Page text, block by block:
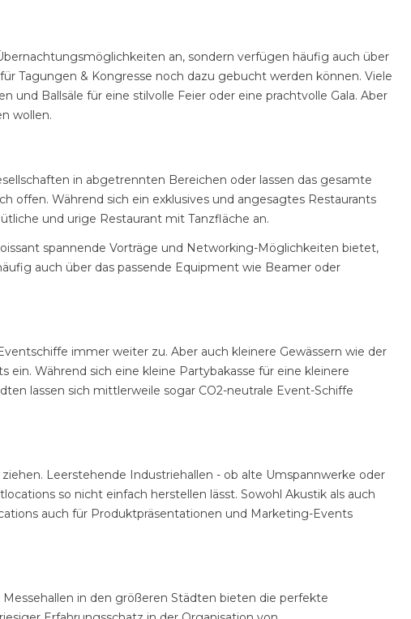
an, sondern verfügen häufig auch über
Tagungen & Kongresse noch dazu gebucht werden können. Viele
Ballsäle für eine stilvolle Feier oder eine prachtvolle Gala. Aber
wollen.
in abgetrennten Bereichen oder lassen das gesamte
offen. Während sich ein exklusives und angesagtes Restaurants
und urige Restaurant mit Tanzfläche an.
spannende Vorträge und Networking-Möglichkeiten bietet,
auch über das passende Equipment wie Beamer oder
immer weiter zu. Aber auch kleinere Gewässern wie der
Während sich eine kleine Partybakasse für eine kleinere
lassen sich mittlerweile sogar CO2-neutrale Event-Schiffe
Leerstehende Industriehallen - ob alte Umspannwerke oder
so nicht einfach herstellen lässt. Sowohl Akustik als auch
auch für Produktpräsentationen und Marketing-Events
in den größeren Städten bieten die perfekte